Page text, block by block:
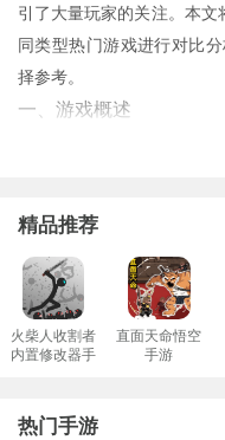
引了大量玩家的关注。本
同类型热门游戏进行对比
择参考。
一、游戏概述
"机器人爱翻滚"是一款以物
二、与其他同类游戏对比
为了更好地理解"机器人爱
择了两款同样受到欢迎的
（割绳子）以及《Angry
于轻度解谜类别，但各自有
"机器人爱翻滚"侧重于利用
精品推荐
火柴人收割者
内置修改器手
直面天命悟空
手游
热门手游